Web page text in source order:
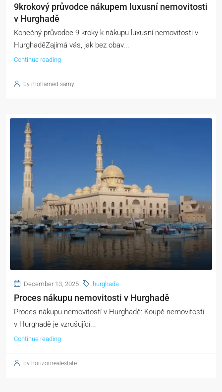
9krokový průvodce nákupem luxusní nemovitosti
v Hurghadě
Konečný průvodce 9 kroky k nákupu luxusní nemovitosti v
HurghaděZajímá vás, jak bez obav...
Continue reading
by mohamed samy
December 13, 2025 hurghada
Proces nákupu nemovitosti v Hurghadě
Proces nákupu nemovitostí v Hurghadě: Koupě nemovitosti
v Hurghadě je vzrušující...
Continue reading
by horizonrealestate